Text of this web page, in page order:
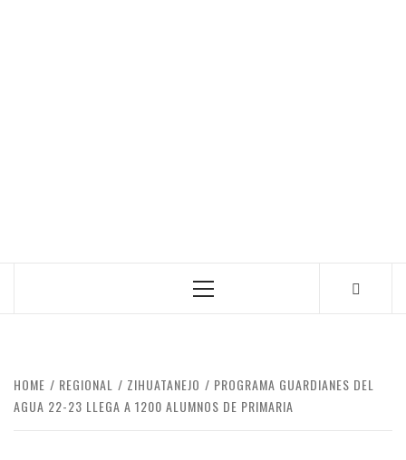
Primary
HOME REGIONAL ZIHUATANEJO
PROGRAMA GUARDIANES DEL
AGUA 22-23 LLEGA A 1200 ALUMNOS DE PRIMARIA